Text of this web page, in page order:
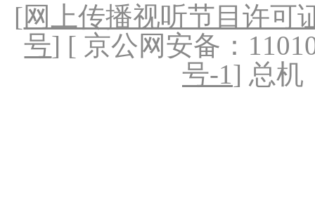
[网上传播视听节目许可
号] [ 京公网安备：
号-1] 总机